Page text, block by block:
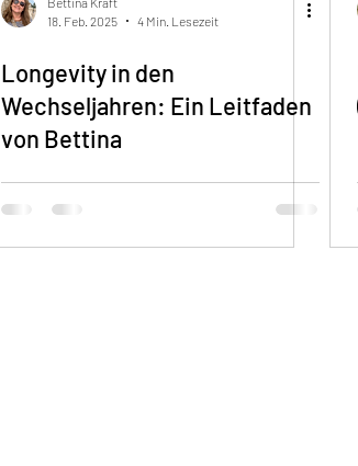
18. Feb. 2025
4 Min. Lesezeit
Longevity in den
Wechseljahren: Ein Leitfaden
von Bettina